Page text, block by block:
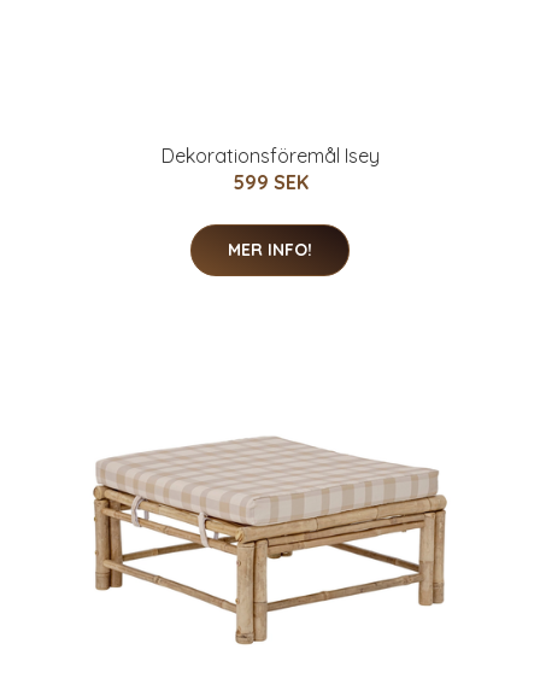
Dekorationsföremål Isey
599 SEK
MER INFO!